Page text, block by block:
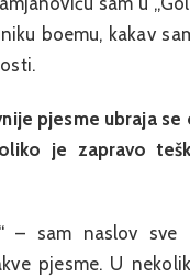
boemu, kakav
pjesme ubraja se
je zapravo
– sam naslov sve
pjesme. U